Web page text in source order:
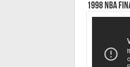
1998 NBA